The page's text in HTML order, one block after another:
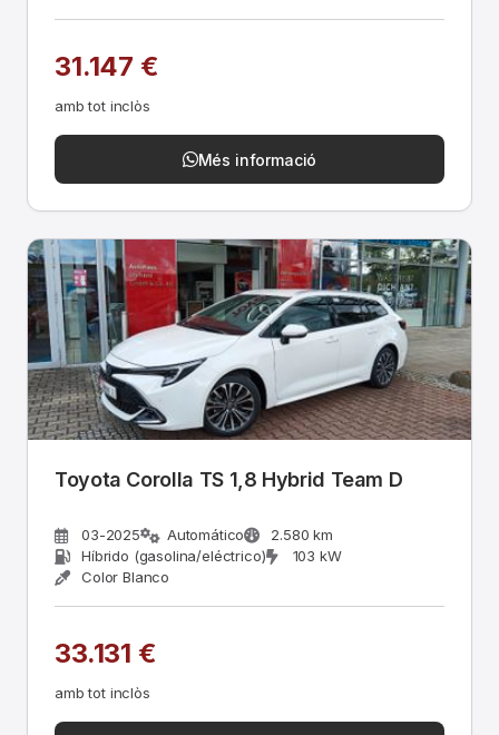
31.147 €
amb tot inclòs
Més informació
Toyota Corolla TS 1,8 Hybrid Team D
03-2025 Automático
2.580 km
Híbrido (gasolina/eléctrico)
103 kW
Color Blanco
33.131 €
amb tot inclòs